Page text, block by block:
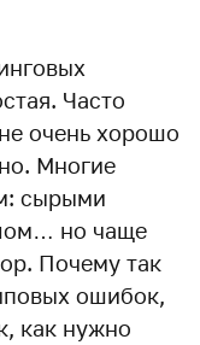
Часто
очень хорошо
Многие
сырыми
но чаще
Почему так
ошибок,
как нужно